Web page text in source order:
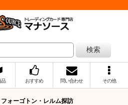
検索
品 おすすめ 問い合わせ その他
フォーゴトン・レルム探訪